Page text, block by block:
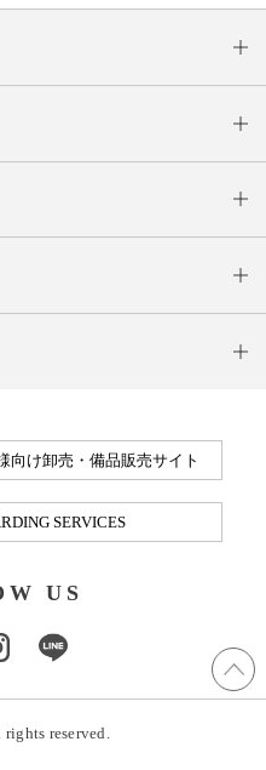
向け卸売・備品販売サイト
SERVICES
US
reserved.